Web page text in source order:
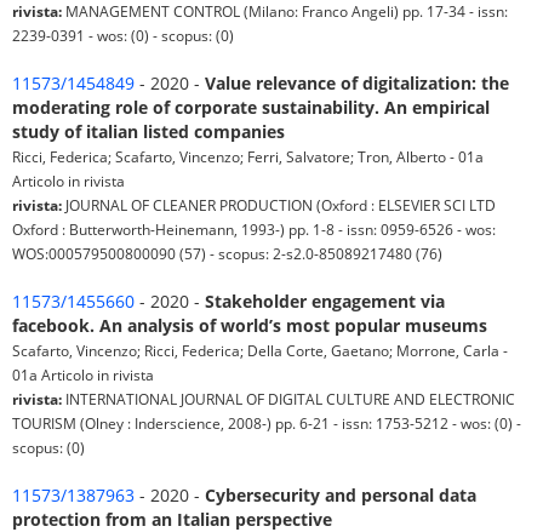
rivista: MANAGEMENT CONTROL (Milano: Franco Angeli) pp. 17-34 - issn:
2239-0391 - wos: (0) - scopus: (0)
11573/1454849 - 2020 - Value relevance of digitalization: the
moderating role of corporate sustainability. An empirical
study of italian listed companies
Ricci, Federica; Scafarto, Vincenzo; Ferri, Salvatore; Tron, Alberto - 01a
Articolo in rivista
rivista: JOURNAL OF CLEANER PRODUCTION (Oxford : ELSEVIER SCI LTD
Oxford : Butterworth-Heinemann, 1993-) pp. 1-8 - issn: 0959-6526 - wos:
WOS:000579500800090 (57) - scopus: 2-s2.0-85089217480 (76)
11573/1455660 - 2020 - Stakeholder engagement via
facebook. An analysis of world’s most popular museums
Scafarto, Vincenzo; Ricci, Federica; Della Corte, Gaetano; Morrone, Carla -
01a Articolo in rivista
rivista: INTERNATIONAL JOURNAL OF DIGITAL CULTURE AND ELECTRONIC
TOURISM (Olney : Inderscience, 2008-) pp. 6-21 - issn: 1753-5212 - wos: (0) -
scopus: (0)
11573/1387963 - 2020 - Cybersecurity and personal data
protection from an Italian perspective